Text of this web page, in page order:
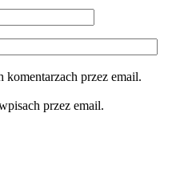
przez email.
przez email.